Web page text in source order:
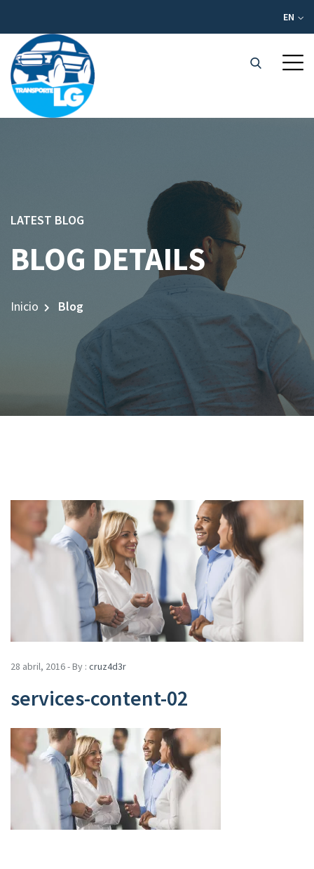
EN
LATEST BLOG
BLOG DETAILS
Inicio Blog
28 abril, 2016 - By : cruz4d3r
services-content-02